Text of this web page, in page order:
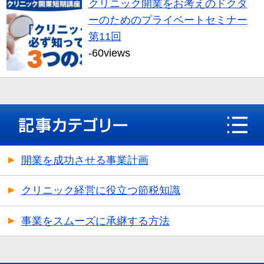
クリニック開業をお考えのドクタ
ーのためのプライベートセミナー
第11回
-60views
開業を成功させる事業計画
クリニック経営に役立つ節税知識
事業をスムーズに承継する方法